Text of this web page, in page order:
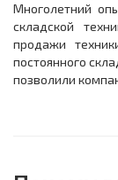
Многолетний
складской
продажи
постоянного
позволили